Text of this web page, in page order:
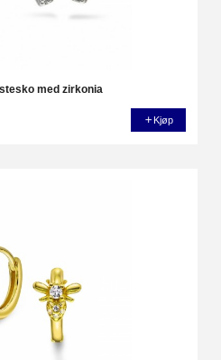
med zirkonia
Kjøp